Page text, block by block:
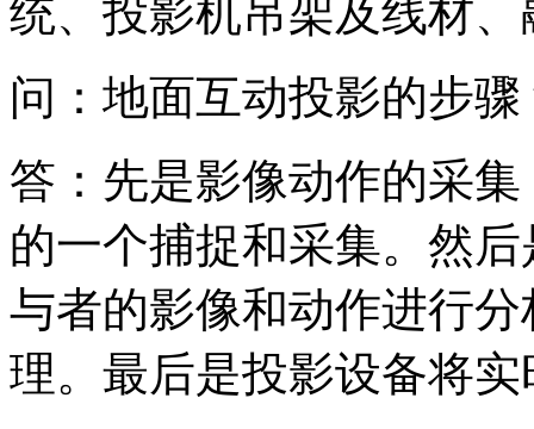
统、投影机吊架及线材
问：地面互动投影的步骤
答：先是影像动作的采
的一个捕捉和采集。然
与者的影像和动作进行
理。最后是投影设备将